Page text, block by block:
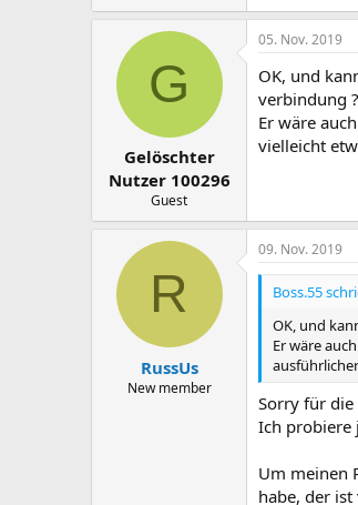
G
Gelöschter
Nutzer 100296
Guest
05. Nov. 2019
OK, und
verbindung ?
Er wäre
vielleicht
R
RussUs
New member
09. Nov. 2019
Boss.55
OK, und
Er wäre
Sorry für
Ich probiere
Um meinen
habe, der